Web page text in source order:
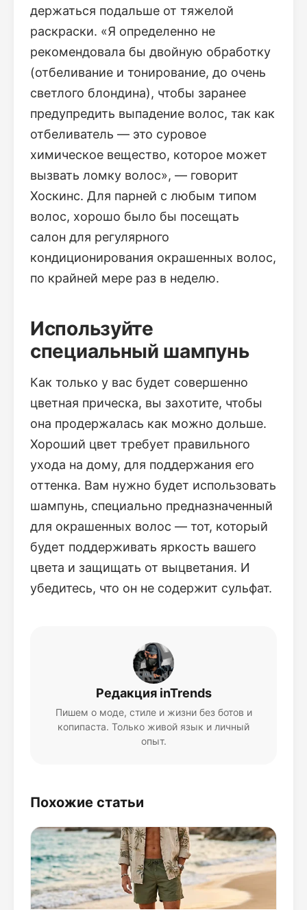
держаться подальше от тяжелой
раскраски. «Я определенно не
рекомендовала бы двойную обработку
(отбеливание и тонирование, до очень
светлого блондина), чтобы заранее
предупредить выпадение волос, так как
отбеливатель — это суровое
химическое вещество, которое может
вызвать ломку волос», — говорит
Хоскинс. Для парней с любым типом
волос, хорошо было бы посещать
салон для регулярного
кондиционирования окрашенных волос,
по крайней мере раз в неделю.
Используйте
специальный шампунь
Как только у вас будет совершенно
цветная прическа, вы захотите, чтобы
она продержалась как можно дольше.
Хороший цвет требует правильного
ухода на дому, для поддержания его
оттенка. Вам нужно будет использовать
шампунь, специально предназначенный
для окрашенных волос — тот, который
будет поддерживать яркость вашего
цвета и защищать от выцветания. И
убедитесь, что он не содержит сульфат.
Редакция inTrends
Пишем о моде, стиле и жизни без ботов и
копипаста. Только живой язык и личный
опыт.
Похожие статьи